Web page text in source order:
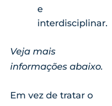
e
interdisciplinar.
Veja mais
informações abaixo.
Em vez de tratar o